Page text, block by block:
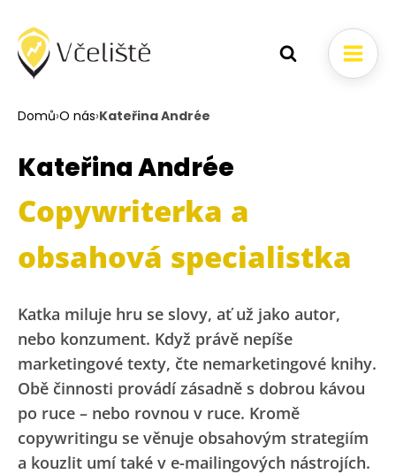
Domů›O nás›Kateřina Andrée
Kateřina Andrée
Copywriterka a
obsahová specialistka
Katka miluje hru se slovy, ať už jako autor,
nebo konzument. Když právě nepíše
marketingové texty, čte nemarketingové knihy.
Obě činnosti provádí zásadně s dobrou kávou
po ruce – nebo rovnou v ruce. Kromě
copywritingu se věnuje obsahovým strategiím
a kouzlit umí také v e-mailingových nástrojích.